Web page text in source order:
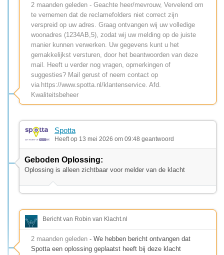
2 maanden geleden - Geachte heer/mevrouw, Vervelend om
te vernemen dat de reclamefolders niet correct zijn
verspreid op uw adres. Graag ontvangen wij uw volledige
woonadres (1234AB,5), zodat wij uw melding op de juiste
manier kunnen verwerken. Uw gegevens kunt u het
gemakkelijkst versturen, door het beantwoorden van deze
mail. Heeft u verder nog vragen, opmerkingen of
suggesties? Mail gerust of neem contact op
via https://www.spotta.nl/klantenservice. Afd.
Kwaliteitsbeheer
Spotta
Heeft op 13 mei 2026 om 09:48 geantwoord
Geboden Oplossing:
Oplossing is alleen zichtbaar voor melder van de klacht
Bericht van Robin van Klacht.nl
2 maanden geleden - We hebben bericht ontvangen dat
Spotta een oplossing geplaatst heeft bij deze klacht